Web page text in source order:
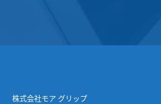
株式会社モア グリップ